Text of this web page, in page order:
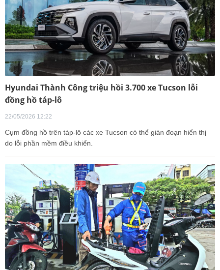
Hyundai Thành Công triệu hồi 3.700 xe Tucson lỗi
đồng hồ táp-lô
22/05/2026 12:22
Cụm đồng hồ trên táp-lô các xe Tucson có thể gián đoạn hiển thị
do lỗi phần mềm điều khiển.